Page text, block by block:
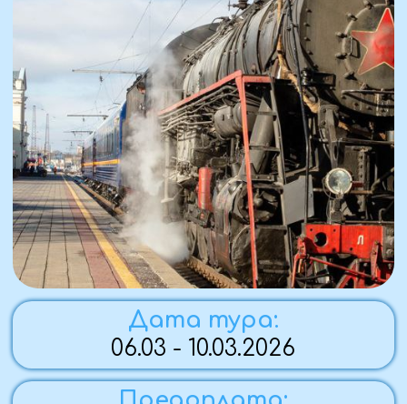
+7 (959) 134-71-09
Марина
По вопросам бронирования:
автобусный,
семейный отдых
Комфортность тура:
33 500 ₽ / человек
Стоимость поездки:
в течение трёх дней
Предоплата:
06.03 - 10.03.2026
Дата тура: